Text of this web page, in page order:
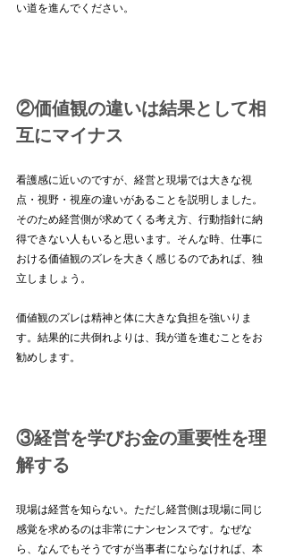
い道を進んでください。
②価値観の違いは結果として相
互にマイナス
看護感に近いのですが、経営と現場では大きな視
点・視野・視座の違いがあることを説明しました。
そのため経営側が求めてくる考え方、行動指針に納
得できない人もいると思います。そんな時、仕事に
おける価値観のズレを大きく感じるのであれば、独
立しましょう。
価値観のズレは精神と体に大きな負担を強いりま
す。結果的に共倒れよりは、我が道を進むことをお
勧めします。
③経営を学びお金の重要性を理
解する
現場は経営を知らない。ただし経営側は現場に同じ
感覚を求めるのは非常にナンセンスです。なぜな
ら、なんでもそうですが当事者にならなければ、本